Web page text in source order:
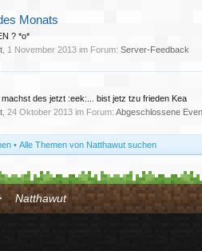
Monats
? *o*
1 November 2013 im Forum: Server-Feedback
des jetzt :eek:... bist jetz tzu frieden Kea
24 Oktober 2013 im Forum: Abgeschlossene
Alle Themen von Natthawut suchen
Natthawut